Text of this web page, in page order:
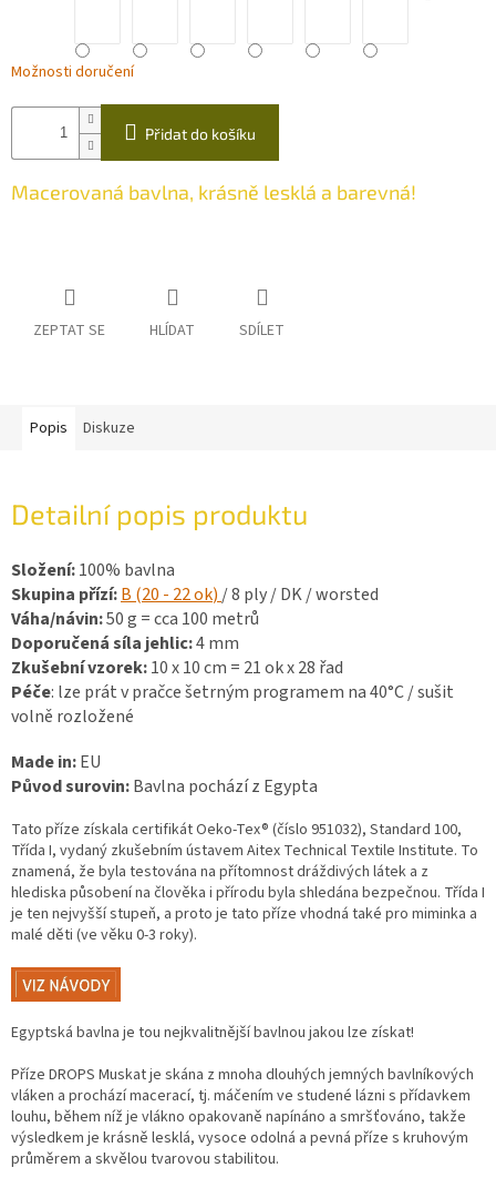
Možnosti doručení
Přidat do košíku
Macerovaná bavlna, krásně lesklá a barevná!
ZEPTAT SE HLÍDAT SDÍLET
Popis Diskuze
Detailní popis produktu
Složení:100% bavlna
Skupina přízí:B (20 - 22 ok) / 8 ply / DK / worsted
Váha/návin:50 g = cca 100 metrů
Doporučená síla jehlic:4 mm
Zkušební vzorek:10 x 10 cm = 21 ok x 28 řad
Péče: lze prát v pračce šetrným programem na 40°C / sušit
volně rozložené
Made in:EU
Původ surovin:Bavlna pochází z Egypta
Tato příze získala certifikát Oeko-Tex® (číslo 951032), Standard 100,
Třída I, vydaný zkušebním ústavem Aitex Technical Textile Institute. To
znamená, že byla testována na přítomnost dráždivých látek a z
hlediska působení na člověka i přírodu byla shledána bezpečnou. Třída I
je ten nejvyšší stupeň, a proto je tato příze vhodná také pro miminka a
malé děti (ve věku 0-3 roky).
Egyptská bavlna je tou nejkvalitnější bavlnou jakou lze získat!
Příze DROPS Muskat je skána z mnoha dlouhých jemných bavlníkových
vláken a prochází macerací, tj. máčením ve studené lázni s přídavkem
louhu, během níž je vlákno opakovaně napínáno a smršťováno, takže
výsledkem je krásně lesklá, vysoce odolná a pevná příze s kruhovým
průměrem a skvělou tvarovou stabilitou.